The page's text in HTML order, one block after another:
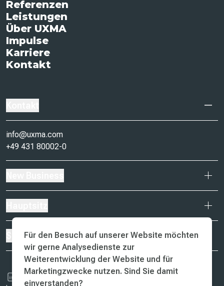
Referenzen
Leistungen
Über UXMA
Impulse
Karriere
Kontakt
info@uxma.com
+49 431 80002-0
Standorte
Für den Besuch auf unserer Website möchten
wir gerne Analysedienste zur
Weiterentwicklung der Website und für
Marketingzwecke nutzen. Sind Sie damit
einverstanden?